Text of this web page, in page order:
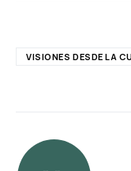
VISIONES DESDE LA